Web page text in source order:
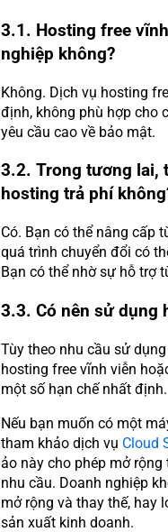
3.1. Hosting free
nghiệp không?
Không. Dịch vụ hosting
định, không phù hợp cho
yêu cầu cao về bảo mật.
3.2. Trong tương lai,
hosting trả phí
Có. Bạn có thể nâng cấp
quá trình chuyển đổi có
Bạn có thể nhờ sự hỗ trợ
3.3. Có nên sử dụng
Tùy theo nhu cầu sử
hosting free vĩnh viễn
một số hạn chế nhất định.
Nếu bạn muốn có một
tham khảo dịch vụ Cloud
ảo này cho phép mở
nhu cầu. Doanh nghiệp
mở rộng và thay thế, hay
sản xuất kinh doanh.